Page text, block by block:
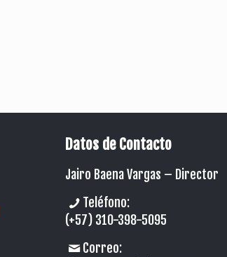
Datos de Contacto
Jairo Baena Vargas – Director
Teléfono:
(+57) 310-398-5095
Correo: